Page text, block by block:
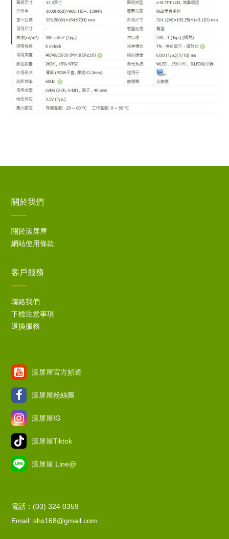
關於我們
關於漾屏屋
網站使用條款
客戶服務
聯絡我們
下標注意事項
退換服務
漾屏屋官方頻道
漾屏屋粉絲團
漾屏屋IG
漾屏屋Tiktok
漾屏屋 Line@
電話：(03) 324 0359
Email: shs168@gmail.com